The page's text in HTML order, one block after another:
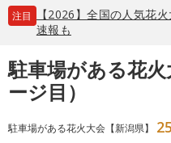
注目
【2026】全国の人気花
速報も
駐車場がある花
ージ目）
駐車場がある花火大会【新潟県】 25